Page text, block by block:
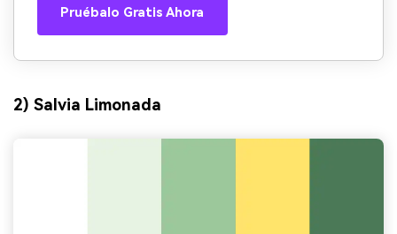
Pruébalo Gratis Ahora
2) Salvia Limonada